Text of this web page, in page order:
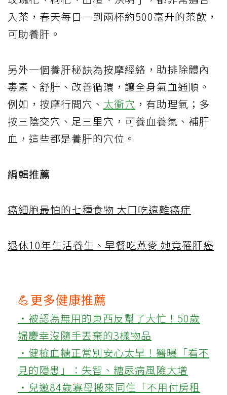
入茶，春天每日一到兩杯約500毫升的茶飲，
可助養肝。
另外一個養肝秘訣為按摩經絡，助排除體內
毒素、舒肝、改善循環，讓全身氣血通順。
例如，按摩行間穴、 太衝穴 ，有助理氣；多
按三陰交穴、足三里穴，可養血養氣、補肝
血，這些都是養肝的穴位。
編輯推薦
癌細胞最怕的七種食物 大口吃遠離癌症
退休10年生活養生、早餐吃燕麥 她竟罹肝癌
💪更多健康推薦
‧被認為無用的東西反幫了大忙！50歲
婦慶幸沒隨手丟棄的3樣物品
‧健檢血糖正常別安心太早！醫曝「看不
見的隱患」：失智、糖尿病風險大增
‧兒邀84歲寡母搬來同住「不用付房租